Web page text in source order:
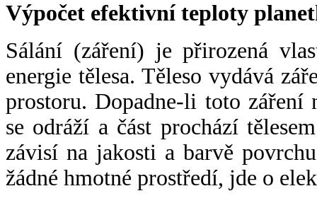
Výpočet efektivní teploty
Sálání (záření) je přirozená
energie tělesa. Těleso vydává
prostoru. Dopadne-li toto záření
se odráží a část prochází
závisí na jakosti a barvě
žádné hmotné prostředí, jde o